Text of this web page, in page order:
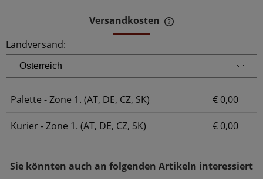
Versandkosten
Landversand:
Palette - Zone 1. (AT, DE, CZ, SK) € 0,00
Kurier - Zone 1. (AT, DE, CZ, SK) € 0,00
Sie könnten auch an folgenden Artikeln interessiert